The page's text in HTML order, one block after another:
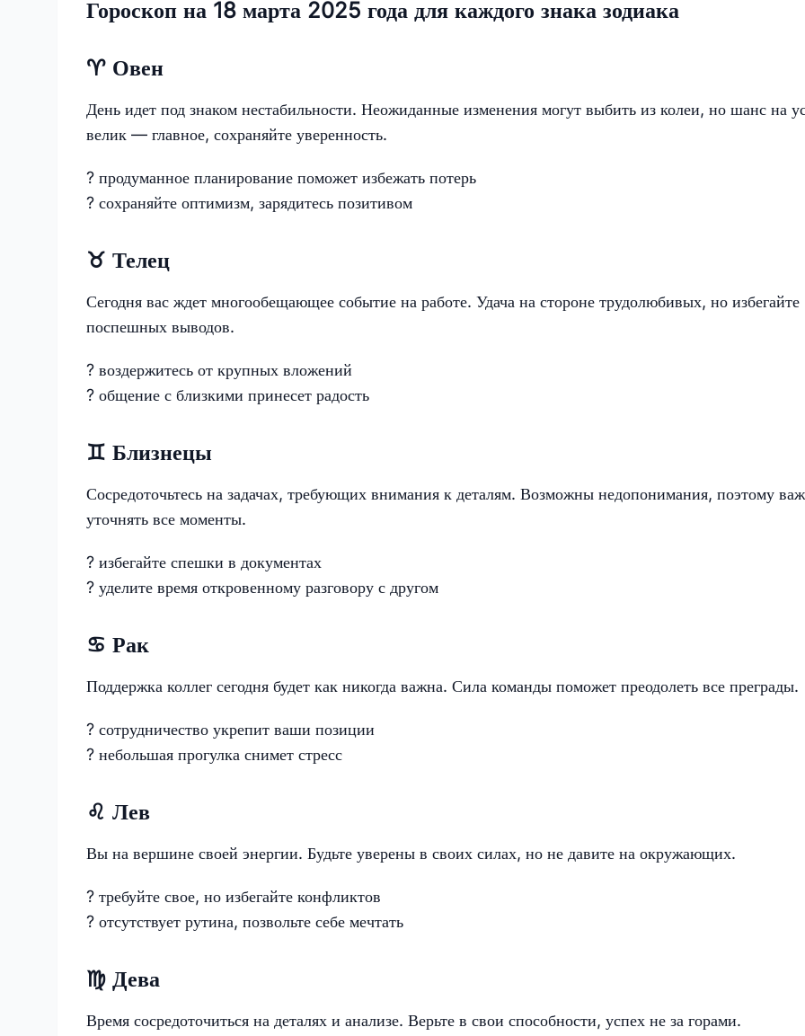
Гороскоп на 18 марта 2025 года для каждого знака зодиака
♈️ Овен
День идет под знаком нестабильности. Неожиданные изменения могут выбить из колеи, но шанс на
велик — главное, сохраняйте уверенность.
? продуманное планирование поможет избежать потерь
? сохраняйте оптимизм, зарядитесь позитивом
♉️ Телец
Сегодня вас ждет многообещающее событие на работе. Удача на стороне трудолюбивых, но избегайте
поспешных выводов.
? воздержитесь от крупных вложений
? общение с близкими принесет радость
♊️ Близнецы
Сосредоточьтесь на задачах, требующих внимания к деталям. Возможны недопонимания, поэтому
уточнять все моменты.
? избегайте спешки в документах
? уделите время откровенному разговору с другом
♋️ Рак
Поддержка коллег сегодня будет как никогда важна. Сила команды поможет преодолеть все преграды.
? сотрудничество укрепит ваши позиции
? небольшая прогулка снимет стресс
♌️ Лев
Вы на вершине своей энергии. Будьте уверены в своих силах, но не давите на окружающих.
? требуйте свое, но избегайте конфликтов
? отсутствует рутина, позвольте себе мечтать
♍️ Дева
Время сосредоточиться на деталях и анализе. Верьте в свои способности, успех не за горами.